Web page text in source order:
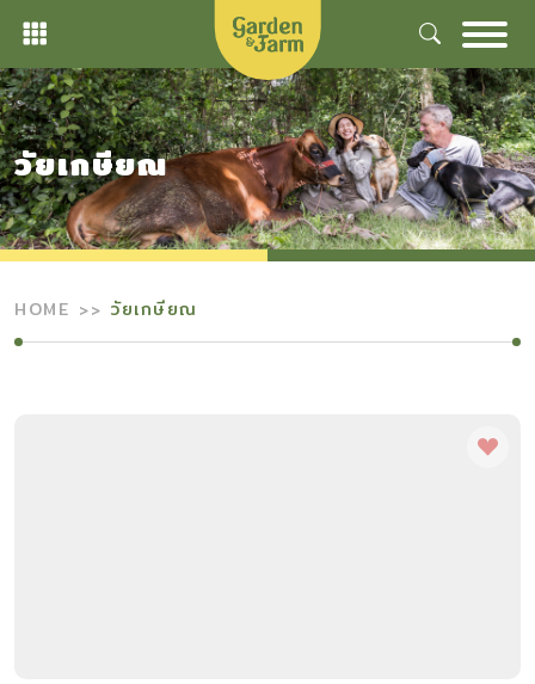
Skip
content
วัยเกษียณ
HOME วัยเกษียณ